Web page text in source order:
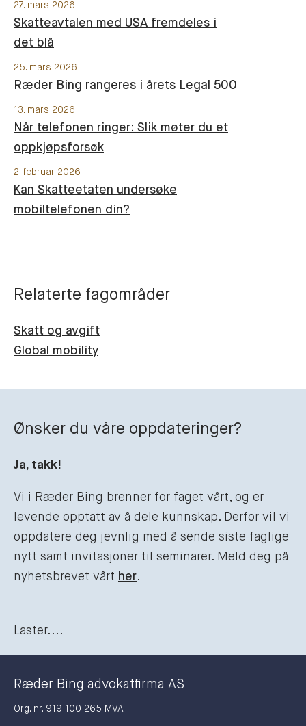
27. mars 2026
Skatteavtalen med USA fremdeles i
det blå
25. mars 2026
Ræder Bing rangeres i årets Legal 500
13. mars 2026
Når telefonen ringer: Slik møter du et
oppkjøpsforsøk
2. februar 2026
Kan Skatteetaten undersøke
mobiltelefonen din?
Relaterte fagområder
Skatt og avgift
Global mobility
Ønsker du våre oppdateringer?
Ja, takk!
Vi i Ræder Bing brenner for faget vårt, og er
levende opptatt av å dele kunnskap. Derfor vil vi
oppdatere deg jevnlig med å sende siste faglige
nytt samt invitasjoner til seminarer. Meld deg på
nyhetsbrevet vårt her.
Laster....
Ræder Bing advokatfirma AS
Org. nr. 919 100 265 MVA